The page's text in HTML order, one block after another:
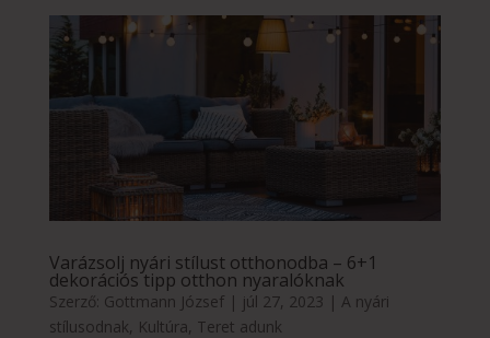
Varázsolj nyári stílust otthonodba – 6+1
dekorációs tipp otthon nyaralóknak
Szerző: Gottmann József| júl 27, 2023 | A nyári
stílusodnak, Kultúra, Teret adunk